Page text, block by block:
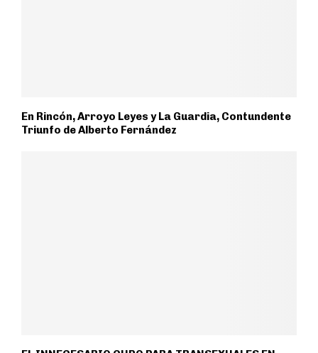
En Rincón, Arroyo Leyes y La Guardia, Contundente
Triunfo de Alberto Fernández